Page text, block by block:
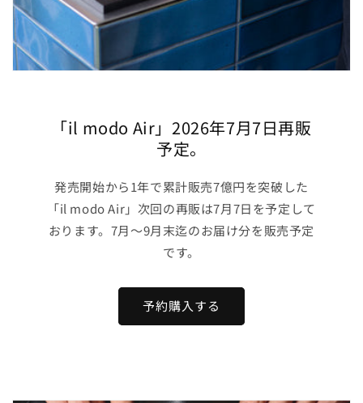
「il modo Air」2026年7月7日再販
予定。
発売開始から1年で累計販売7億円を突破した
「il modo Air」次回の再販は7月7日を予定して
おります。7月～9月末迄のお届け分を販売予定
です。
予約購入する